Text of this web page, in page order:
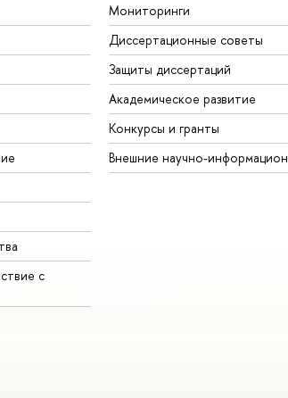
с
Мониторинги
Диссертационные советы
Защиты диссертаций
Академическое развитие
Конкурсы и гранты
Внешние научно-